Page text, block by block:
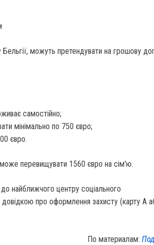
Бельгії, можуть претендувати на грошову
самостійно;
мінімально по 750 євро;
євро.
перевищувати 1560 євро на сім'ю.
найближчого центру соціального
про оформлення захисту (карту А
По материалам: